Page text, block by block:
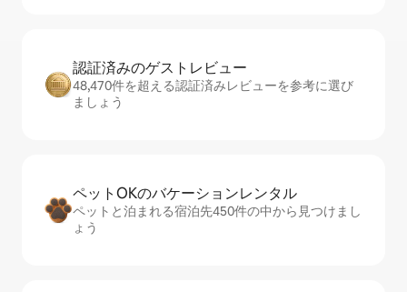
認証済みのゲ⁠ス⁠ト⁠レ⁠ビ⁠ュ⁠ー
48,470件を超える認証済みレビューを参考に選び
ましょう
ペットOKのバ⁠ケ⁠ー⁠シ⁠ョ⁠ンレ⁠ン⁠タ⁠ル
ペットと泊まれる宿泊先450件の中から見つけまし
ょう